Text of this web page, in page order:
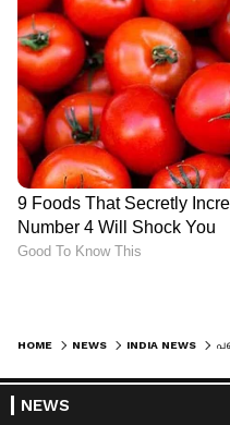
HOME NEWS INDIA NEWS
NEWS